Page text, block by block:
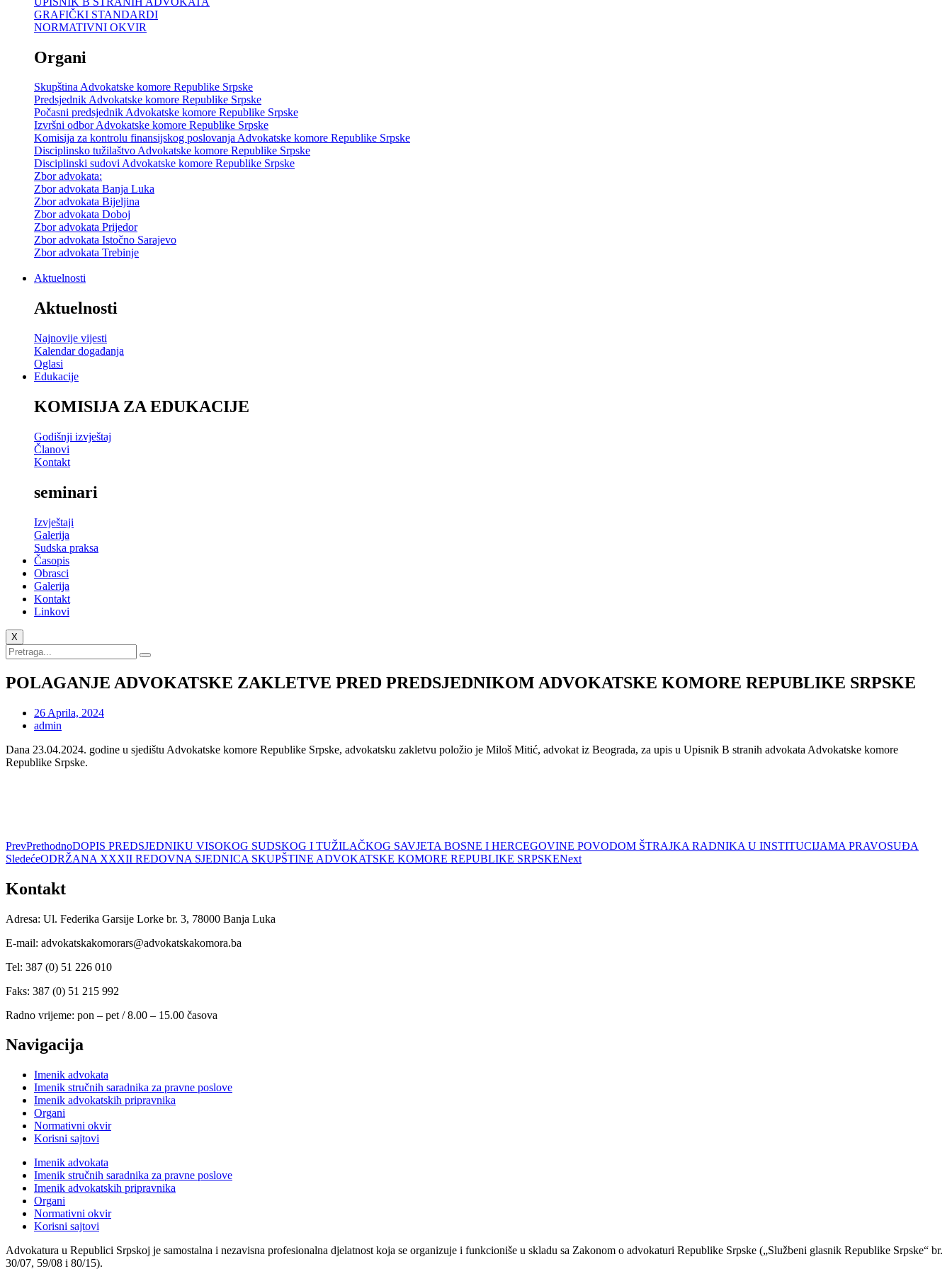
GRAFIČKI STANDARDI
NORMATIVNI OKVIR
Organi
Skupština Advokatske komore Republike Srpske
Predsjednik Advokatske komore Republike Srpske
Počasni predsjednik Advokatske komore Republike Srpske
Izvršni odbor Advokatske komore Republike Srpske
Komisija za kontrolu finansijskog poslovanja Advokatske komore Republike Srpske
Disciplinsko tužilaštvo Advokatske komore Republike Srpske
Disciplinski sudovi Advokatske komore Republike Srpske
Zbor advokata:
Zbor advokata Banja Luka
Zbor advokata Bijeljina
Zbor advokata Doboj
Zbor advokata Prijedor
Zbor advokata Istočno Sarajevo
Zbor advokata Trebinje
Aktuelnosti
Aktuelnosti
Najnovije vijesti
Kalendar događanja
Oglasi
Edukacije
KOMISIJA ZA EDUKACIJE
Godišnji izvještaj
Članovi
Kontakt
seminari
Izvještaji
Galerija
Sudska praksa
Časopis
Obrasci
Galerija
Kontakt
Linkovi
X
POLAGANJE ADVOKATSKE ZAKLETVE PRED PREDSJEDNIKOM ADVOKATSKE KOMORE REPUBLIKE SRPSKE
26 Aprila, 2024
admin
Dana 23.04.2024. godine u sjedištu Advokatske komore Republike Srpske, advokatsku zakletvu položio je Miloš Mitić, advokat iz Beograda, za upis u Upisnik B stranih advokata Advokatske komore
Republike Srpske.
PrevPrethodnoDOPIS PREDSJEDNIKU VISOKOG SUDSKOG I TUŽILAČKOG SAVJETA BOSNE I HERCEGOVINE POVODOM ŠTRAJKA RADNIKA U INSTITUCIJAMA PRAVOSUĐA
SledećeODRŽANA XXXII REDOVNA SJEDNICA SKUPŠTINE ADVOKATSKE KOMORE REPUBLIKE SRPSKENext
Kontakt
Adresa: Ul. Federika Garsije Lorke br. 3, 78000 Banja Luka
E-mail: advokatskakomorars@advokatskakomora.ba
Tel: 387 (0) 51 226 010
Faks: 387 (0) 51 215 992
Radno vrijeme: pon – pet / 8.00 – 15.00 časova
Navigacija
Imenik advokata
Imenik stručnih saradnika za pravne poslove
Imenik advokatskih pripravnika
Organi
Normativni okvir
Korisni sajtovi
Imenik advokata
Imenik stručnih saradnika za pravne poslove
Imenik advokatskih pripravnika
Organi
Normativni okvir
Korisni sajtovi
Advokatura u Republici Srpskoj je samostalna i nezavisna profesionalna djelatnost koja se organizuje i funkcioniše u skladu sa Zakonom o advokaturi Republike Srpske („Službeni glasnik Republike Srpske“ br.
30/07, 59/08 i 80/15).